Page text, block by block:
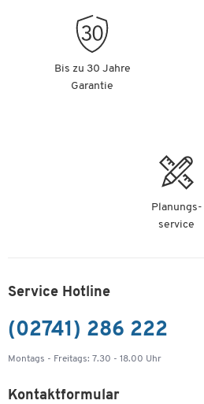
Bis zu 30 Jahre
Garantie
Planungs-
service
Service Hotline
(02741) 286 222
Montags - Freitags: 7.30 - 18.00 Uhr
Kontaktformular